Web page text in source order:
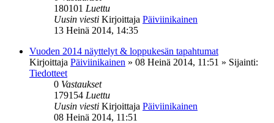
180101 Luettu
Uusin viesti Kirjoittaja Päiviinikainen
13 Heinä 2014, 14:35
Vuoden 2014 näyttelyt & loppukesän tapahtumat
Kirjoittaja Päiviinikainen » 08 Heinä 2014, 11:51 » Sijainti:
Tiedotteet
0 Vastaukset
179154 Luettu
Uusin viesti Kirjoittaja Päiviinikainen
08 Heinä 2014, 11:51